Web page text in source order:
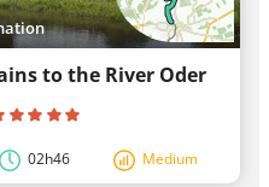
to the River Oder
02h46 Medium